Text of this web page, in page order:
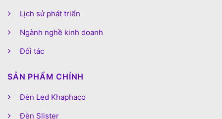
Lịch sử phát triển
Ngành nghề kinh doanh
Đối tác
SẢN PHẨM CHÍNH
Đèn Led Khaphaco
Đèn Slister